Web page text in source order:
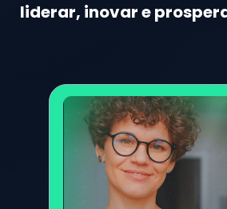
liderar, inovar e